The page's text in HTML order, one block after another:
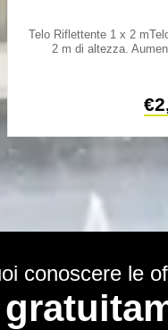
Telo Riflettente 1 x 2
2 m di altezza.
€
conoscere le